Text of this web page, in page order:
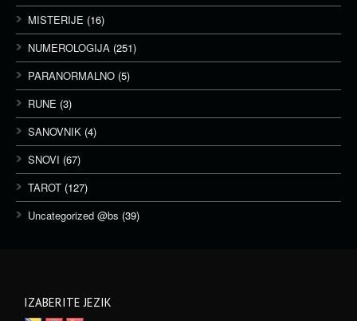
MISTERIJE (16)
NUMEROLOGIJA (251)
PARANORMALNO (5)
RUNE (3)
SANOVNIK (4)
SNOVI (67)
TAROT (127)
Uncategorized @bs (39)
IZABERITE JEZIK